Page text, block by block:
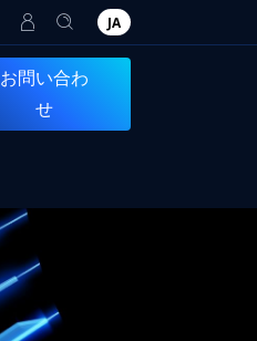
JA
お問い合わ
せ